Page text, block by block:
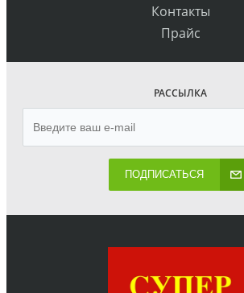
Контакты
Прайс
РАССЫЛКА
ПОДПИСАТЬСЯ